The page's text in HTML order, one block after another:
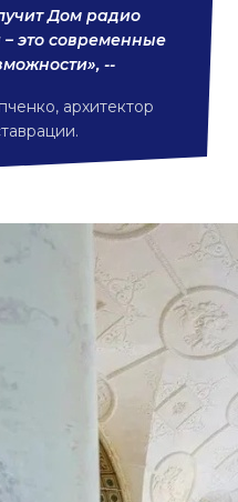
Дом радио
это современные
--
архитектор